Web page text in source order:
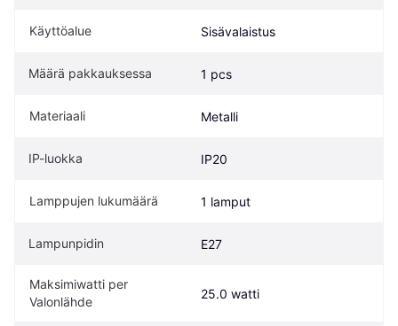
Käyttöalue Sisävalaistus
Määrä pakkauksessa 1 pcs
Materiaali Metalli
IP-luokka IP20
Lamppujen lukumäärä 1 lamput
Lampunpidin E27
Maksimiwatti per
Valonlähde
25.0 watti